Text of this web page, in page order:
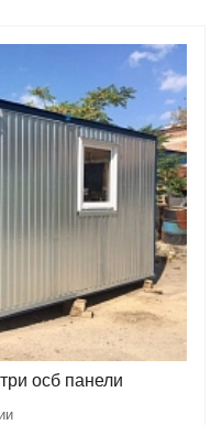
осб панели